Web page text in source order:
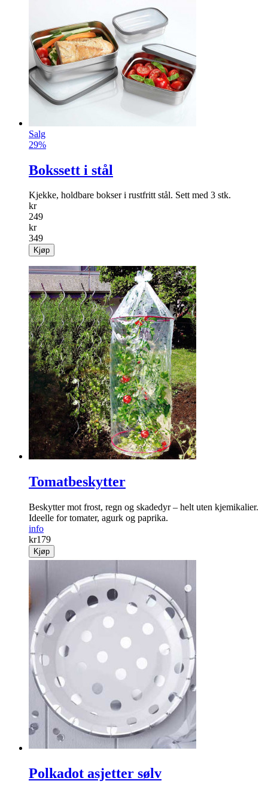
Salg
29%
Bokssett i stål
Kjekke, holdbare bokser i rustfritt stål. Sett med 3 stk.
kr
249
kr
349
Kjøp
Tomatbeskytter
Beskytter mot frost, regn og skadedyr – helt uten kjemikalier.
Ideelle for tomater, agurk og paprika.
info
kr179
Kjøp
Polkadot asjetter sølv